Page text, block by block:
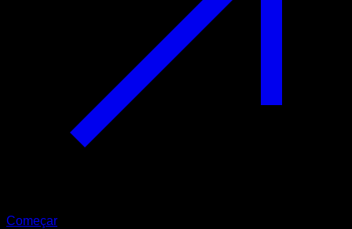
Começar